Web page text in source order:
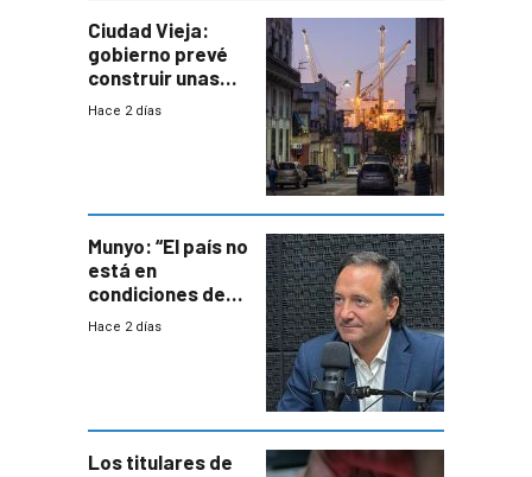
Ciudad Vieja:
gobierno prevé
construir unas
mil viviendas en
Hace 2 días
Munyo: “El país no
está en
condiciones de
enfrentar una
Hace 2 días
Los titulares de